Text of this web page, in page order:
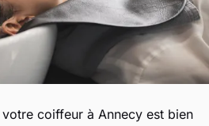
coiffeur à Annecy est bien